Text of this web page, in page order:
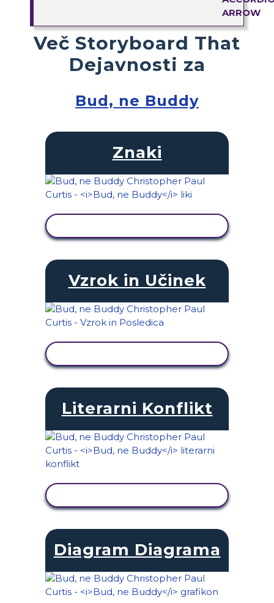
Več Storyboard That
Dejavnosti za
Bud, ne Buddy
Znaki
Vzrok in Učinek
Literarni Konflikt
Diagram Diagrama